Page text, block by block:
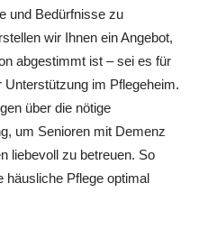
und Bedürfnisse zu
wir Ihnen ein Angebot,
abgestimmt ist – sei es für
im Pflegeheim.
über die nötige
um Senioren mit Demenz
liebevoll zu betreuen. So
häusliche Pflege optimal